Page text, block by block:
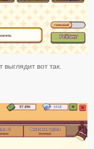
вот так.